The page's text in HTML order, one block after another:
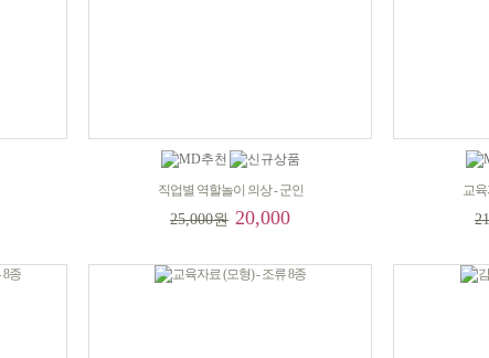
직업별 역할놀이 의상 - 군인
25,000원 20,000
교